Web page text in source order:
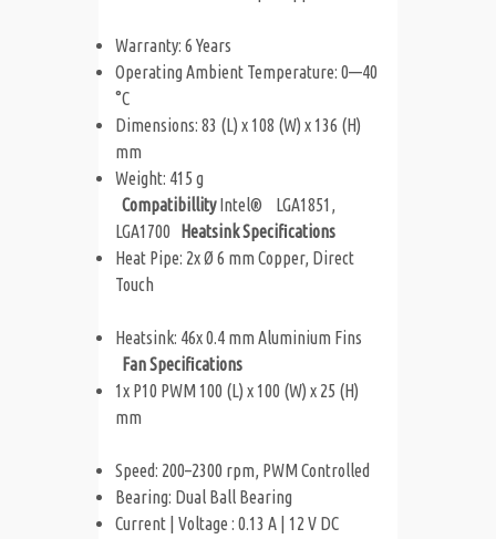
Warranty: 6 Years
Operating Ambient Temperature: 0—40
°C
Dimensions: 83 (L) x 108 (W) x 136 (H)
mm
Weight: 415 g
CompatibillityIntel® LGA1851,
LGA1700
Heatsink Specifications
Heat Pipe: 2x Ø 6 mm Copper, Direct
Touch
Heatsink: 46x 0.4 mm Aluminium Fins
Fan Specifications
1x P10 PWM 100 (L) x 100 (W) x 25 (H)
mm
Speed: 200–2300 rpm, PWM Controlled
Bearing: Dual Ball Bearing
Current | Voltage : 0.13 A | 12 V DC